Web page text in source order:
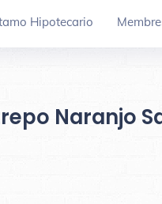
Hipotecario
Naranjo